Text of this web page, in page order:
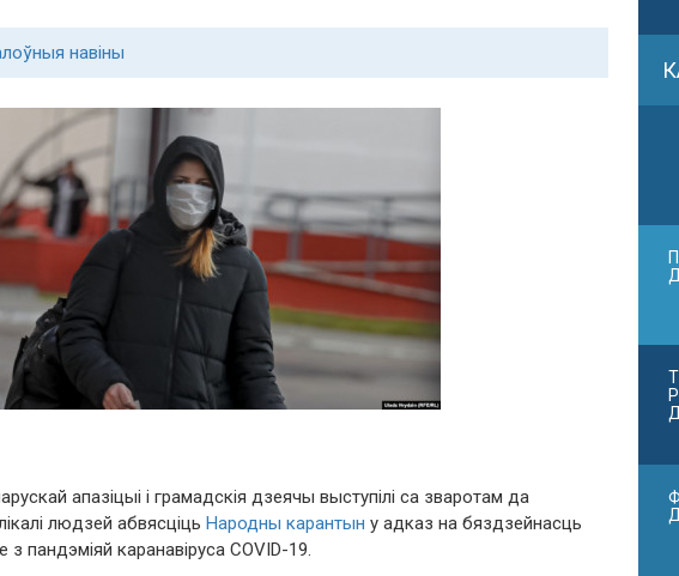
навіны
апазіцыі і грамадскія дзеячы выступілі са зваротам да
людзей абвясціць Народны карантын у адказ на бяздзейнасць
з пандэміяй каранавіруса COVID-19.